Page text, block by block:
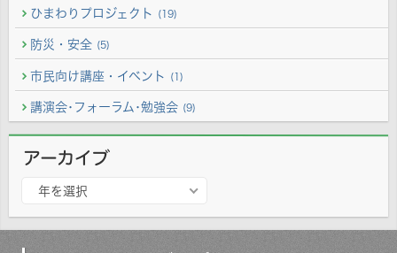
ひまわりプロジェクト (19)
防災・安全 (5)
市民向け講座・イベント (1)
講演会･フォーラム･勉強会 (9)
アーカイブ
カ
年を選択